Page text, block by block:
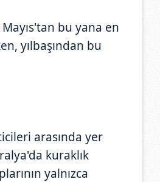
bu yana en
yılbaşından bu
arasında yer
kuraklık
yalnızca